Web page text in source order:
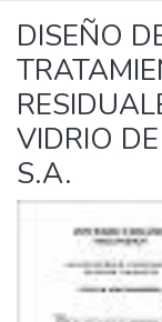
Statistics
Estadísticas
DISEÑO
VIDRIO
S.A.